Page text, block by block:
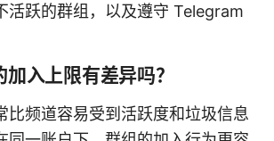
活跃的群组，以及遵守 Telegram
入上限有差异吗？
比频道容易受到活跃度和垃圾信息